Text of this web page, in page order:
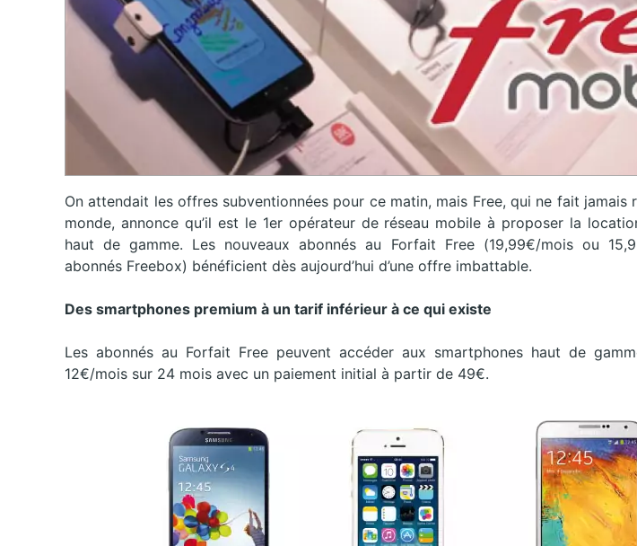
On attendait les offres subventionnées pour ce matin, mais Free, qui ne fait jamais
monde, annonce qu’il est le 1er opérateur de réseau mobile à proposer la
haut de gamme. Les nouveaux abonnés au Forfait Free (19,99€/mois ou
abonnés Freebox) bénéficient dès aujourd’hui d’une offre imbattable.
Des smartphones premium à un tarif inférieur à ce qui existe
Les abonnés au Forfait Free peuvent accéder aux smartphones haut de
12€/mois sur 24 mois avec un paiement initial à partir de 49€.